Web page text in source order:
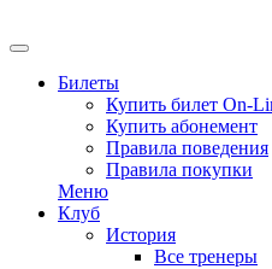
Билеты
Купить билет On-
Купить абонемент
Правила поведения
Правила покупки
Меню
Клуб
История
Все тренеры